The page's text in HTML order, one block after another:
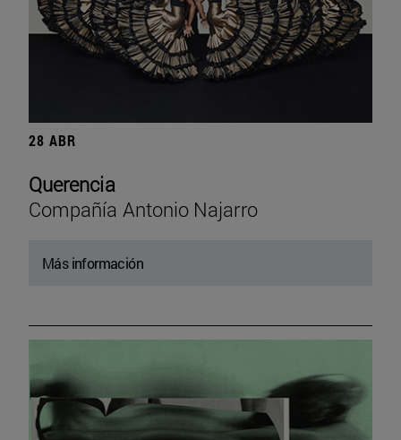
28 ABR
Querencia
Compañía Antonio Najarro
Más información